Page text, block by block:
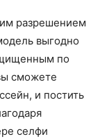
разрешением
выгодно
по
сможете
и постить
селфи